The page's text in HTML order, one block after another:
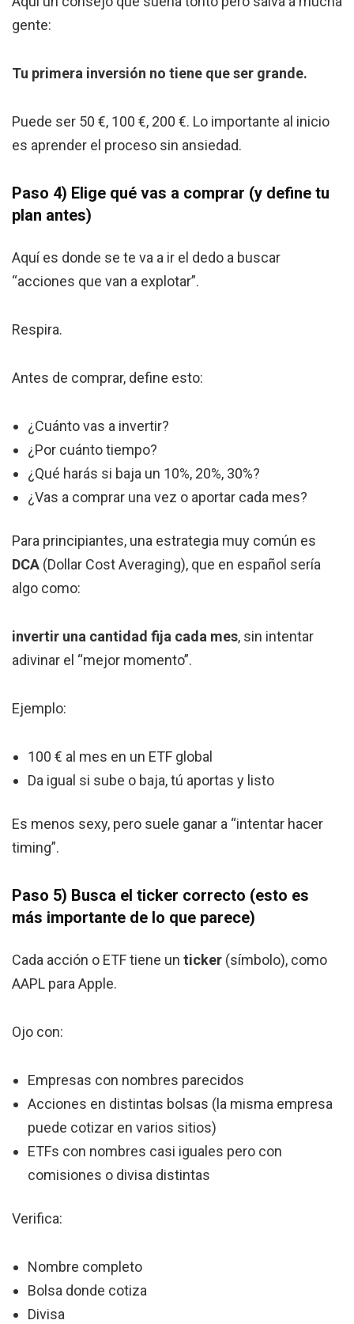
gente:
Tu primera inversión no tiene que ser grande.
Puede ser 50 €, 100 €, 200 €. Lo importante al inicio
es aprender el proceso sin ansiedad.
Paso 4) Elige qué vas a comprar (y define tu
plan antes)
Aquí es donde se te va a ir el dedo a buscar
“acciones que van a explotar”.
Respira.
Antes de comprar, define esto:
¿Cuánto vas a invertir?
¿Por cuánto tiempo?
¿Qué harás si baja un 10%, 20%, 30%?
¿Vas a comprar una vez o aportar cada mes?
Para principiantes, una estrategia muy común es
DCA (Dollar Cost Averaging), que en español sería
algo como:
invertir una cantidad fija cada mes, sin intentar
adivinar el “mejor momento”.
Ejemplo:
100 € al mes en un ETF global
Da igual si sube o baja, tú aportas y listo
Es menos sexy, pero suele ganar a “intentar hacer
timing”.
Paso 5) Busca el ticker correcto (esto es
más importante de lo que parece)
Cada acción o ETF tiene un ticker (símbolo), como
AAPL para Apple.
Ojo con:
Empresas con nombres parecidos
Acciones en distintas bolsas (la misma empresa
puede cotizar en varios sitios)
ETFs con nombres casi iguales pero con
comisiones o divisa distintas
Verifica:
Nombre completo
Bolsa donde cotiza
Divisa